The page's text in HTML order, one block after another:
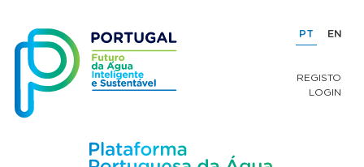
PT EN
REGISTO
LOGIN